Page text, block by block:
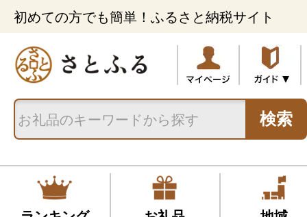
初めての方でも簡単！ふるさと納税サイト
検索